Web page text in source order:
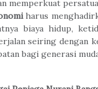
memperkuat
harus
biaya hidup,
seiring dengan
bagi generasi